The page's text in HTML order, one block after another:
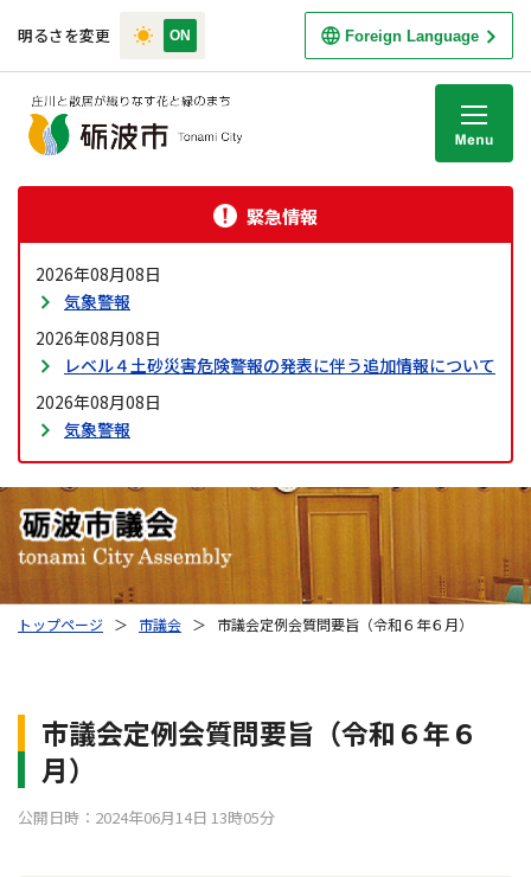
明るさを変更 Foreign Language
緊急情報
2026年08月08日
気象警報
2026年08月08日
レベル４土砂災害危険警報の発表に伴う追加情報について
2026年08月08日
気象警報
トップページ ＞ 市議会 ＞ 市議会定例会質問要旨（令和６年６月）
市議会定例会質問要旨（令和６年６
月）
公開日時：2024年06月14日 13時05分